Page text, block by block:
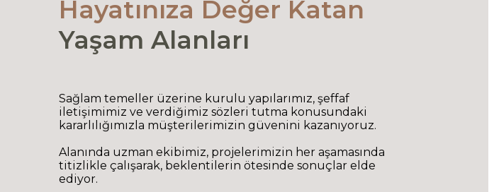
Hayatınıza Değer Katan
Yaşam Alanları
Sağlam temeller üzerine kurulu yapılarımız, şeffaf
iletişimimiz ve verdiğimiz sözleri tutma konusundaki
kararlılığımızla müşterilerimizin güvenini kazanıyoruz.
Alanında uzman ekibimiz, projelerimizin her aşamasında
titizlikle çalışarak, beklentilerin ötesinde sonuçlar elde
ediyor.